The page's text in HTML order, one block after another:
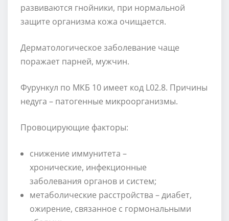
развиваются гнойники, при нормальной
защите организма кожа очищается.
Дерматологическое заболевание чаще
поражает парней, мужчин.
Фурункул по МКБ 10 имеет код L02.8. Причины
недуга – патогенные микроорганизмы.
Провоцирующие факторы:
снижение иммунитета –
хронические, инфекционные
заболевания органов и систем;
метаболические расстройства – диабет,
ожирение, связанное с гормональными